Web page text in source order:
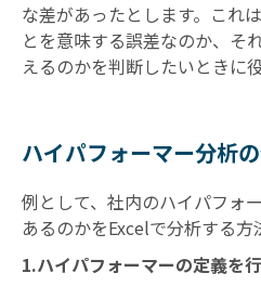
な差があったとします。これ
とを意味する誤差なのか、そ
えるのかを判断したいときに
ハイパフォーマー分析
例として、社内のハイパフォ
あるのかをExcelで分析する方
1.ハイパフォーマーの定義を